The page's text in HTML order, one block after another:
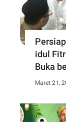
idul
Buka
Maret 21,